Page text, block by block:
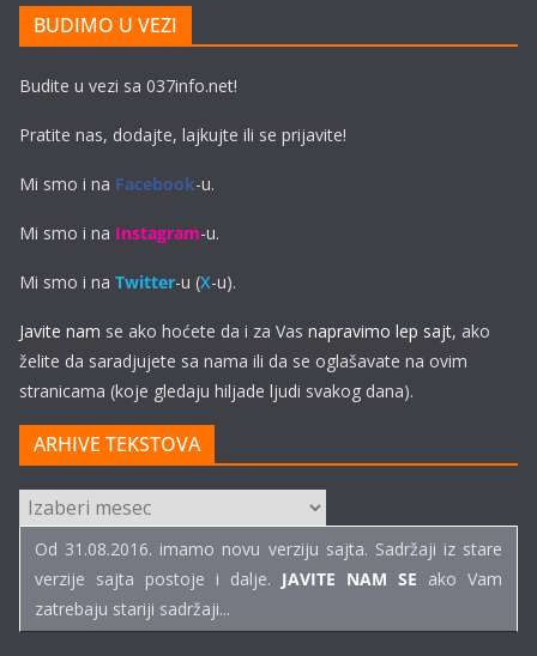
BUDIMO U VEZI
Budite u vezi sa 037info.net!
Pratite nas, dodajte, lajkujte ili se prijavite!
Mi smo i na Facebook-u.
Mi smo i na Instagram-u.
Mi smo i na Twitter-u (X-u).
Javite nam se ako hoćete da i za Vas napravimo lep sajt, ako
želite da saradjujete sa nama ili da se oglašavate na ovim
stranicama (koje gledaju hiljade ljudi svakog dana).
ARHIVE TEKSTOVA
ARHIVE
TEKSTOVA
Od 31.08.2016. imamo novu verziju sajta. Sadržaji iz stare
verzije sajta postoje i dalje. JAVITE NAM SE ako Vam
zatrebaju stariji sadržaji...